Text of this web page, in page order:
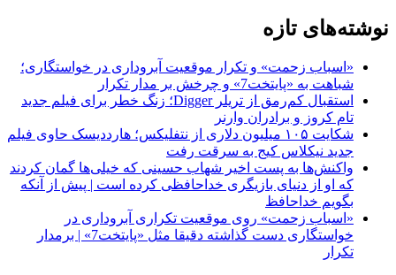
نوشته‌های تازه
«اسباب زحمت» و تکرار موقعیت آبروداری در خواستگاری؛
شباهت به «پایتخت7» و چرخش بر مدار تکرار
استقبال کم‌رمق از تریلر Digger؛ زنگ خطر برای فیلم جدید
تام کروز و برادران وارنر
شکایت ۱۰۵ میلیون دلاری از نتفلیکس؛ هارددیسک حاوی فیلم
جدید نیکلاس کیج به سرقت رفت
واکنش‌ها به پست اخیر شهاب حسینی که خیلی‌ها گمان کردند
که او از دنیای بازیگری خداحافظی کرده است | پیش از آنکه
بگویم خداحافظ
«اسباب زحمت» روی موقعیت تکراری آبروداری در
خواستگاری دست گذاشته دقیقا مثل «پایتخت7» | برمدار
تکرار